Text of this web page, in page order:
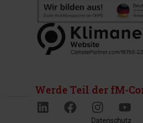
Werde Teil der fM-
Datenschutz